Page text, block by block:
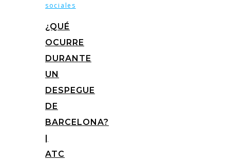
sociales
¿QUÉ
OCURRE
DURANTE
UN
DESPEGUE
DE
BARCELONA?
ATC